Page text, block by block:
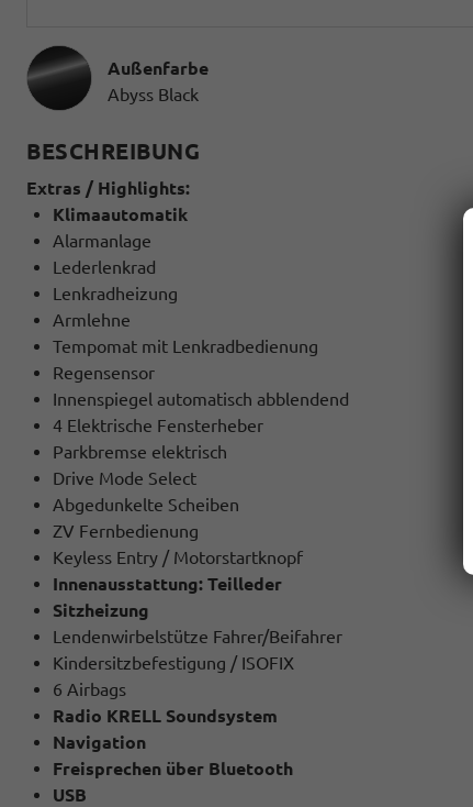
Außenfarbe
Abyss Black
BESCHREIBUNG
Extras / Highlights:
Klimaautomatik
Alarmanlage
Lederlenkrad
Lenkradheizung
Armlehne
Tempomat mit Lenkradbedienung
Regensensor
Innenspiegel automatisch abblendend
4 Elektrische Fensterheber
Parkbremse elektrisch
Drive Mode Select
Abgedunkelte Scheiben
ZV Fernbedienung
Keyless Entry / Motorstartknopf
Innenausstattung: Teilleder
Sitzheizung
Lendenwirbelstütze Fahrer/Beifahrer
Kindersitzbefestigung / ISOFIX
6 Airbags
Radio KRELL Soundsystem
Navigation
Freisprechen über Bluetooth
USB